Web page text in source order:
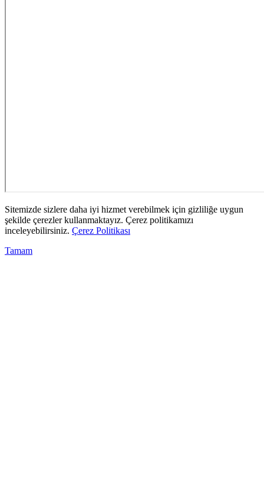
Sitemizde sizlere daha iyi hizmet verebilmek için gizliliğe uygun
şekilde çerezler kullanmaktayız. Çerez politikamızı
inceleyebilirsiniz. Çerez Politikası
Tamam